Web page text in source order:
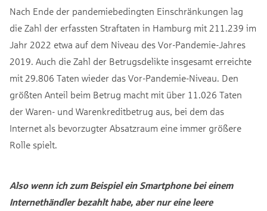
Nach Ende der pandemiebedingten Einschränkungen lag
die Zahl der erfassten Straftaten in Hamburg mit 211.239 im
Jahr 2022 etwa auf dem Niveau des Vor-Pandemie-Jahres
2019. Auch die Zahl der Betrugsdelikte insgesamt erreichte
mit 29.806 Taten wieder das Vor-Pandemie-Niveau. Den
größten Anteil beim Betrug macht mit über 11.026 Taten
der Waren- und Warenkreditbetrug aus, bei dem das
Internet als bevorzugter Absatzraum eine immer größere
Rolle spielt.
Also wenn ich zum Beispiel ein Smartphone bei einem
Internethändler bezahlt habe, aber nur eine leere